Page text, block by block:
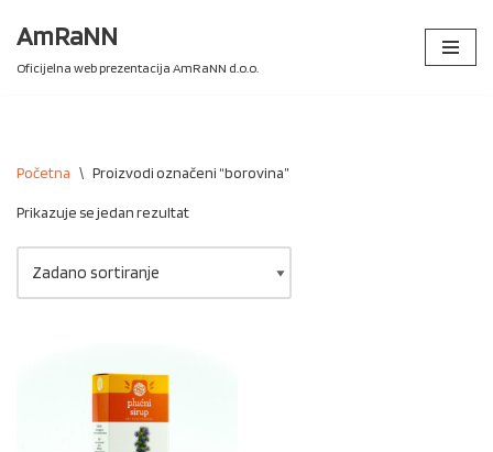
Skip
AmRaNN
Oficijelna web prezentacija AmRaNN d.o.o.
Početna \ Proizvodi označeni “borovina”
Prikazuje se jedan rezultat